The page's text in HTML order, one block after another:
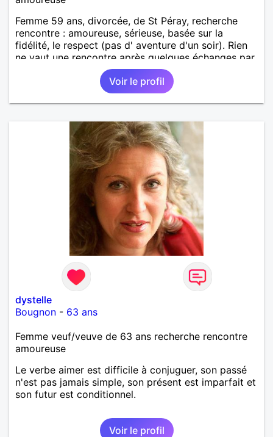
Femme 59 ans, divorcée, de St Péray, recherche
rencontre : amoureuse, sérieuse, basée sur la
fidélité, le respect (pas d' aventure d'un soir). Rien
ne vaut une rencontre après quelques échanges par
messages pour savoir si il y a un feeling entre les
deux et le désir de se revoir. Au plaisir de se
Voir le profil
dystelle
Bougnon - 63 ans
Femme veuf/veuve de 63 ans recherche rencontre
amoureuse
Le verbe aimer est difficile à conjuguer, son passé
n'est pas jamais simple, son présent est imparfait et
son futur est conditionnel.
Voir le profil